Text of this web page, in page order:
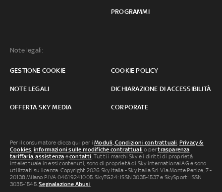
PROGRAMMI
Note legali:
GESTIONE COOKIE COOKIE POLICY
NOTE LEGALI DICHIARAZIONE DI ACCESSIBILITÀ
OFFERTA SKY MEDIA CORPORATE
Per il consumatore clicca qui per iModuli, Condizioni contrattuali Privacy &
Cookies informazioni sulle modifiche contrattuali o pertrasparenza
tariffaria ,assistenza econtatti . Tutti i marchi Sky e i diritti di proprietà
intellettuale in essi contenuti, sono di proprietà di Sky international AG e sono
utilizzati su licenza. Copyright 2026 Sky Italia - Sky Italia Srl Via Monte Penice, 7 -
20138 Milano P.IVA 04619241005. SkyTG24: ISSN 3035-1537 e SkySport: ISSN
3035-1545.Segnalazione Abusi